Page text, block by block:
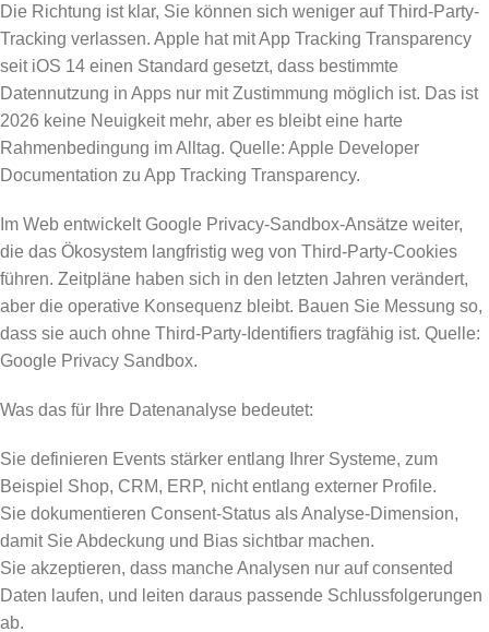
Die Richtung ist klar, Sie können sich weniger auf Third-Party-
Tracking verlassen. Apple hat mit App Tracking Transparency
seit iOS 14 einen Standard gesetzt, dass bestimmte
Datennutzung in Apps nur mit Zustimmung möglich ist. Das ist
2026 keine Neuigkeit mehr, aber es bleibt eine harte
Rahmenbedingung im Alltag. Quelle: Apple Developer
Documentation zu App Tracking Transparency.
Im Web entwickelt Google Privacy-Sandbox-Ansätze weiter,
die das Ökosystem langfristig weg von Third-Party-Cookies
führen. Zeitpläne haben sich in den letzten Jahren verändert,
aber die operative Konsequenz bleibt. Bauen Sie Messung so,
dass sie auch ohne Third-Party-Identifiers tragfähig ist. Quelle:
Google Privacy Sandbox.
Was das für Ihre Datenanalyse bedeutet:
Sie definieren Events stärker entlang Ihrer Systeme, zum
Beispiel Shop, CRM, ERP, nicht entlang externer Profile.
Sie dokumentieren Consent-Status als Analyse-Dimension,
damit Sie Abdeckung und Bias sichtbar machen.
Sie akzeptieren, dass manche Analysen nur auf consented
Daten laufen, und leiten daraus passende Schlussfolgerungen
ab.